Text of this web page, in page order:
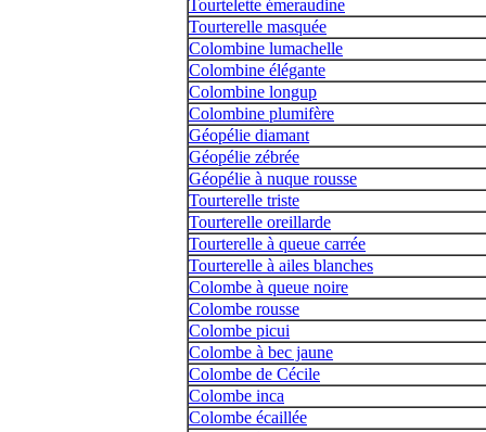
Tourtelette émeraudine
Tourterelle masquée
Colombine lumachelle
Colombine élégante
Colombine longup
Colombine plumifère
Géopélie diamant
Géopélie zébrée
Géopélie à nuque rousse
Tourterelle triste
Tourterelle oreillarde
Tourterelle à queue carrée
Tourterelle à ailes blanches
Colombe à queue noire
Colombe rousse
Colombe picui
Colombe à bec jaune
Colombe de Cécile
Colombe inca
Colombe écaillée